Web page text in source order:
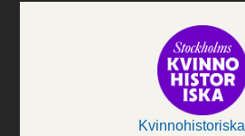
Kvinnohistoriska